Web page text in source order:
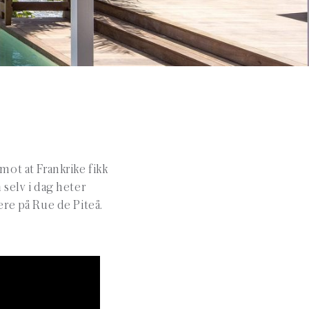
at Frankrike fikk
selv i dag heter
på Rue de Piteå.